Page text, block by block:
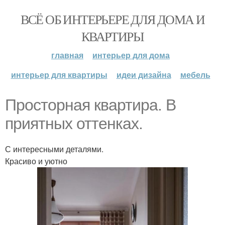
ВСЁ ОБ ИНТЕРЬЕРЕ ДЛЯ ДОМА И
КВАРТИРЫ
главная
интерьер для дома
интерьер для квартиры
идеи дизайна мебель
Просторная квартира. В
приятных оттенках.
С интересными деталями.
Красиво и уютно